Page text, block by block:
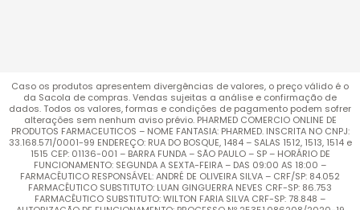
Caso os produtos apresentem divergências de valores, o preço válido é o
da Sacola de compras. Vendas sujeitas a análise e confirmação de
dados. Todos os valores, formas e condições de pagamento podem sofrer
alterações sem nenhum aviso prévio. PHARMED COMERCIO ONLINE DE
PRODUTOS FARMACEUTICOS – NOME FANTASIA: PHARMED. INSCRITA NO CNPJ:
33.168.571/0001-99 ENDEREÇO: RUA DO BOSQUE, 1484 – SALAS 1512, 1513, 1514 e
1515 CEP: 01136-001 – BARRA FUNDA – SÃO PAULO – SP – HORÁRIO DE
FUNCIONAMENTO: SEGUNDA A SEXTA-FEIRA – DAS 09:00 AS 18:00 –
FARMACÊUTICO RESPONSÁVEL: ANDRÉ DE OLIVEIRA SILVA – CRF/SP: 84.052
FARMACÊUTICO SUBSTITUTO: LUAN GINGUERRA NEVES CRF-SP: 86.753
FARMACÊUTICO SUBSTITUTO: WILTON FARIA SILVA CRF-SP: 78.848 –